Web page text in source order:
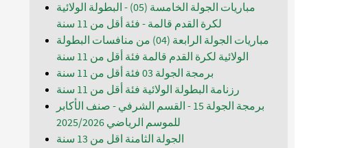
مباريات الجولة الخامسة (05) - البطولة الولائية
لكرة القدم قالمة - فئة أقل من 11 سنة
مباريات الجولة الرابعة (04) من منافسات البطولة
الولائية لكرة القدم قالمة فئة أقل من 11 سنة
برمجة الجولة 03 فئة أقل من 11 سنة
رزنامة البطولة الولائية فئة أقل من 11 سنة
برمجة الجولة 15 - القسم الشرفي - صنف الأكابر
للموسم الرياضي 2025/2026
الجولة الثامنة اقل من 13 سنة